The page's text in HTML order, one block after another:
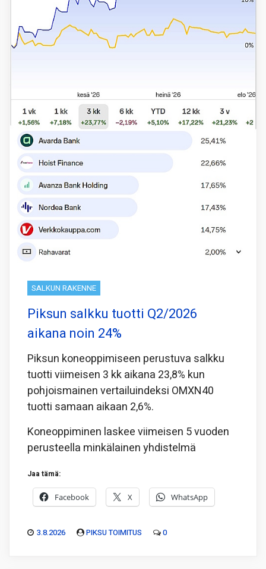
SALKUN RAKENNE
Piksun salkku tuotti Q2/2026
aikana noin 24%
Piksun koneoppimiseen perustuva salkku
tuotti viimeisen 3 kk aikana 23,8% kun
pohjoismainen vertailuindeksi OMXN40
tuotti samaan aikaan 2,6%.
Koneoppiminen laskee viimeisen 5 vuoden
perusteella minkälainen yhdistelmä
Jaa tämä:
Facebook X WhatsApp
3.8.2026 PIKSU TOIMITUS 0